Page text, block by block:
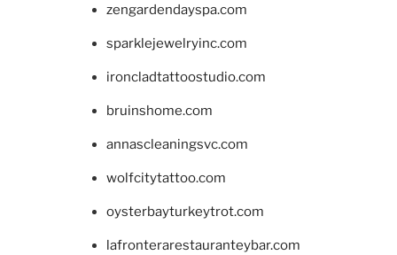
zengardendayspa.com
sparklejewelryinc.com
ironcladtattoostudio.com
bruinshome.com
annascleaningsvc.com
wolfcitytattoo.com
oysterbayturkeytrot.com
lafronterarestauranteybar.com